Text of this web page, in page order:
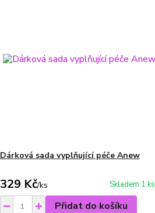
Dárková sada vyplňující péče Anew
329 Kč/ks Skladem 1 ks
Přidat do košíku